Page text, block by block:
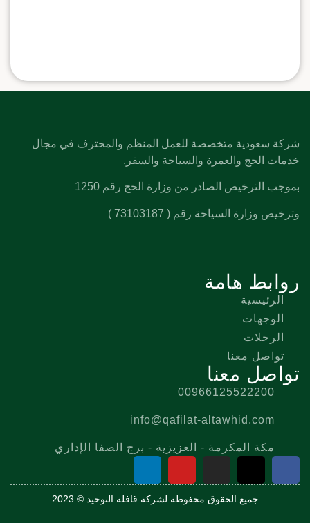
شركة سعودية متخصصة للعمل المنظم والمحترف في مجال
خدمات الحج والعمرة والسياحة والسفر.
بموجب الترخيص الصادر من وزارة الحج رقم 1250
وترخيص وزارة السياحة رقم ( 73103187 )
روابط هامة
الرئيسية
الوجهات
الرحلات
تواصل معنا
تواصل معنا
00966125522200
info@qafilat-altawhid.com
مكة المكرمة - العزيزية - برج الصفا الإداري
جميع الحقوق محفوظة لشركة قافلة التوحيد © 2023